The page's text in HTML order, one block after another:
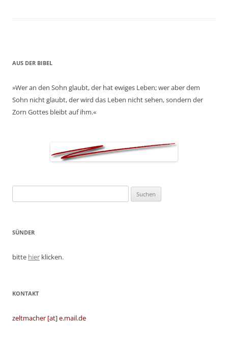
AUS DER BIBEL
»Wer an den Sohn glaubt, der hat ewiges Leben; wer aber dem
Sohn nicht glaubt, der wird das Leben nicht sehen, sondern der
Zorn Gottes bleibt auf ihm.«
nach:
SÜNDER
bitte hier klicken.
KONTAKT
zeltmacher [at] e.mail.de